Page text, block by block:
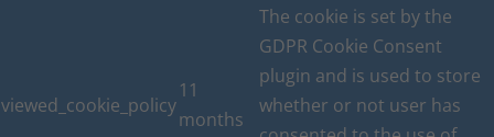
viewed_cookie_policy
11
months
The cookie is set by the
GDPR Cookie Consent
plugin and is used to store
whether or not user has